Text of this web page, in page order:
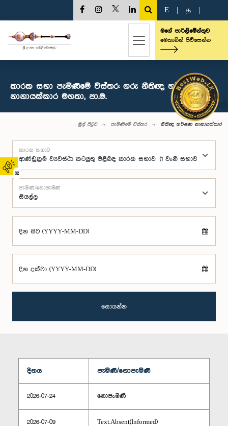
02
E த
මගේ පාර්ලිමේන්තුව
මෙතැනින් පිවිසෙන්න
කාරක සභා පැමිණීමේ විස්තර: ගරු නීතිඥ හර්ෂණ
නානායක්කාර මහතා, පා.ම.
මුල් පිටුව පැමිණීමේ විස්තර නීතිඥ හර්ෂණ නානායක්කාර
කාරක සභාව
පැමිණි/නොපැමිණි
දින සිට (YYYY-MM-DD)
දින දක්වා (YYYY-MM-DD)
සොයන්න
දිනය පැමිණි/නොපැමිණි
2026-07-24 නොපැමිණි
2026-07-09 Text.Absent(Informed)